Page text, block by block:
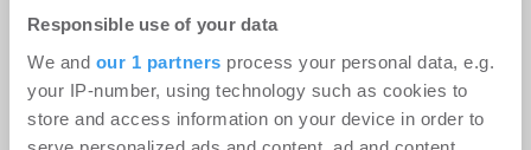
Responsible use of your data
We and our 1 partners process your personal data, e.g.
your IP-number, using technology such as cookies to
store and access information on your device in order to